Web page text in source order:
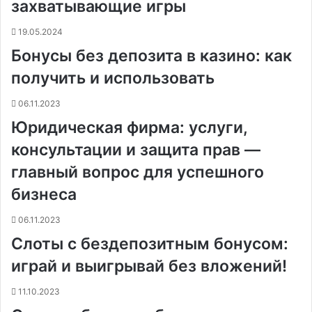
захватывающие игры
19.05.2024
Бонусы без депозита в казино: как
получить и использовать
06.11.2023
Юридическая фирма: услуги,
консультации и защита прав —
главный вопрос для успешного
бизнеса
06.11.2023
Слоты с бездепозитным бонусом:
играй и выигрывай без вложений!
11.10.2023